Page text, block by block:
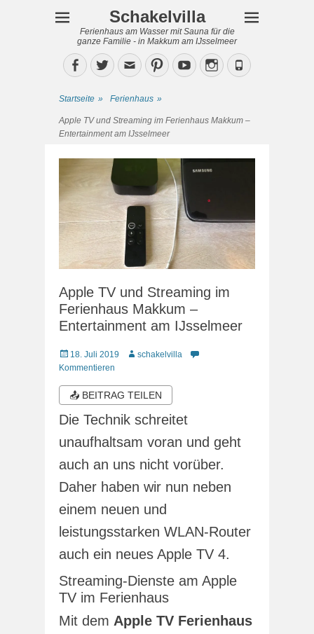
Schakelvilla
Ferienhaus am Wasser mit Sauna für die
ganze Familie - in Makkum am IJsselmeer
Facebook
TwitterEmailPinterestYouTubeInstagram
Phone
Startseite » Ferienhaus »
Apple TV und Streaming im Ferienhaus Makkum –
Entertainment am IJsselmeer
Apple TV und Streaming im
Ferienhaus Makkum –
Entertainment am IJsselmeer
Veröffentlicht
am
18. Juli 2019 Autorschakelvilla
Kommentieren
📤 BEITRAG TEILEN
Die Technik schreitet
unaufhaltsam voran und geht
auch an uns nicht vorüber.
Daher haben wir nun neben
einem neuen und
leistungsstarken WLAN-Router
auch ein neues Apple TV 4.
Streaming-Dienste am Apple
TV im Ferienhaus
Mit dem Apple TV Ferienhaus